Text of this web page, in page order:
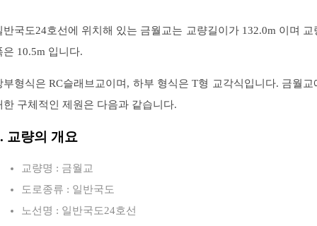
반국도24호선에 위치해 있는 금월교는 교량길이가 132.0m 이며 교
은 10.5m 입니다.
부형식은 RC슬래브교이며, 하부 형식은 T형 교각식입니다. 금월교
한 구체적인 제원은 다음과 같습니다.
교량의 개요
교량명 : 금월교
도로종류 : 일반국도
노선명 : 일반국도24호선